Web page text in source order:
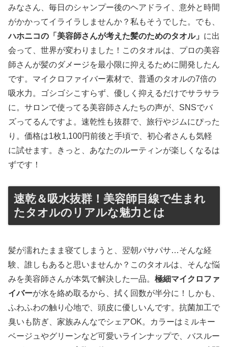
みなさん、毎日のシャンプー後のヘアドライ、意外と時間
がかかってイライラしませんか？私もそうでした。でも、
ハホニコの「美容師さんが考えた髪のためのタオル」 に出
会って、世界が変わりました！このタオルは、プロの美容
師さんが髪のダメージを最小限に抑えるために開発したん
です。マイクロファイバー素材で、普通のタオルの7倍の
吸水力。ゴシゴシこすらず、優しく抑えるだけでサラサラ
に。サロンで使ってる美容師さんたちの声が、SNSでバ
ズってるんですよ。速乾性も抜群で、旅行やジムにぴった
り。価格は1枚1,100円前後と手頃で、初心者さんも気軽
に試せます。きっと、あなたのルーティンが楽しくなるは
ずです！
速乾＆吸水抜群！美容師目線で生まれ
たタオルのリアルな魅力とは
髪が濡れたまま寝てしまうと、翌朝パサパサ…そんな経
験、誰しもあると思いませんか？このタオルは、そんな悩
みを美容師さんが本気で解決した一品。 極細マイクロファ
イバーが水を絡め取るから、拭く回数が半分に！しかも、
ふわふわの触り心地で、頭皮に優しいんです。抗菌加工で
臭いも防ぎ、家族みんなでシェアOK。カラーはミルキー
ベージュやグリーンなど可愛いラインナップで、バスルー